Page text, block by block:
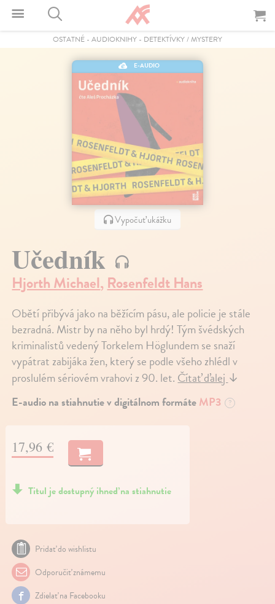
OSTATNÉ - AUDIOKNIHY - DETEKTÍVKY / MYSTERY
E-AUDIO
Vypočuť ukážku
Učedník
Hjorth Michael, Rosenfeldt Hans
Obětí přibývá jako na běžícím pásu, ale policie je stále
bezradná. Mistr by na něho byl hrdý! Tým švédských
kriminalistů vedený Torkelem Höglundem se snaží
vypátrat zabijáka žen, který se podle všeho zhlédl v
proslulém sériovém vrahovi z 90. let.Čítať ďalej↓
E-audio na stiahnutie v digitálnom formáteMP3 ?
17,96 €
Titul je dostupný ihneď na stiahnutie
Pridať do wishlistu
Odporučiť známemu
Zdielať na Facebooku